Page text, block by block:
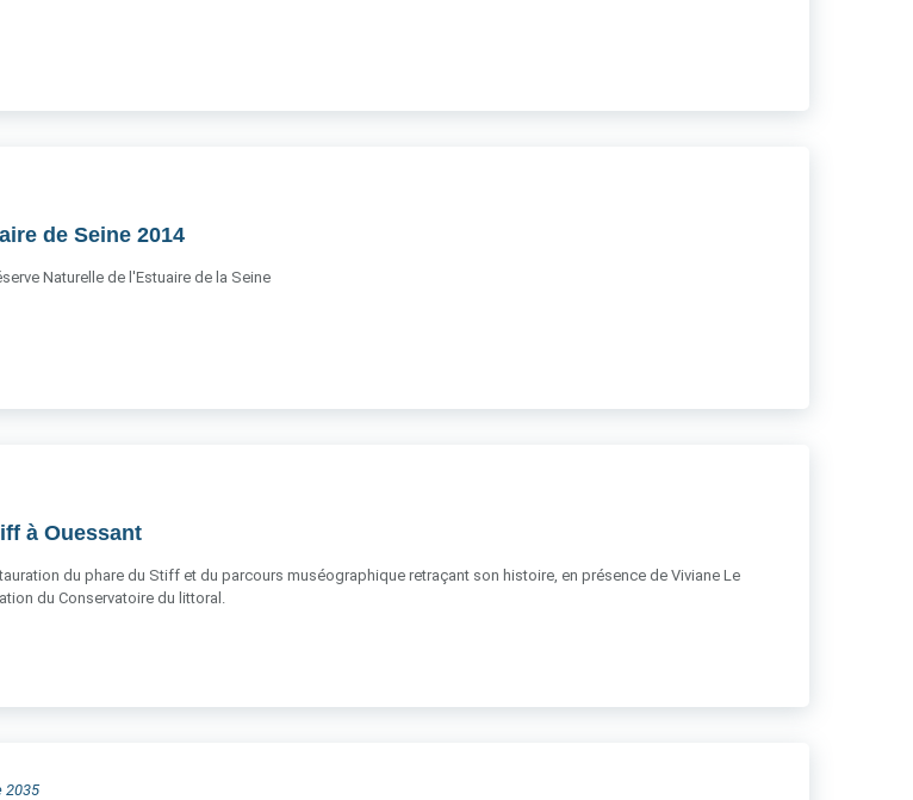
de Seine 2014
Naturelle de l'Estuaire de la Seine
à Ouessant
du phare du Stiff et du parcours muséographique retraçant son histoire, en présence de Viviane Le
du Conservatoire du littoral.
2035